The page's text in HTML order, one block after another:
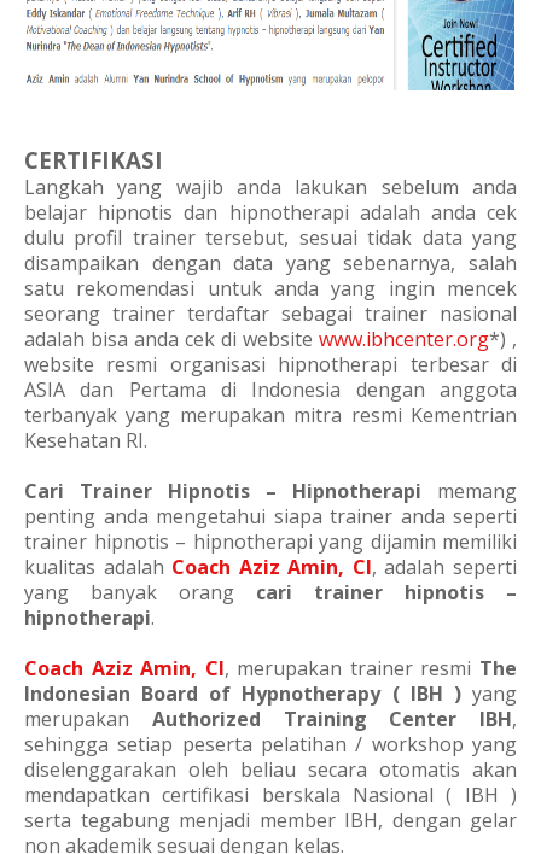
CERTIFIKASI
Langkah yang wajib anda lakukan sebelum anda
belajar hipnotis dan hipnotherapi adalah anda cek
dulu profil trainer tersebut, sesuai tidak data yang
disampaikan dengan data yang sebenarnya, salah
satu rekomendasi untuk anda yang ingin mencek
seorang trainer terdaftar sebagai trainer nasional
adalah bisa anda cek di website www.ibhcenter.org*) ,
website resmi organisasi hipnotherapi terbesar di
ASIA dan Pertama di Indonesia dengan anggota
terbanyak yang merupakan mitra resmi Kementrian
Kesehatan RI.
Cari Trainer Hipnotis – Hipnotherapi memang
penting anda mengetahui siapa trainer anda seperti
trainer hipnotis – hipnotherapi yang dijamin memiliki
kualitas adalah Coach Aziz Amin, CI, adalah seperti
yang banyak orang cari trainer hipnotis –
hipnotherapi.
Coach Aziz Amin, CI, merupakan trainer resmi The
Indonesian Board of Hypnotherapy ( IBH )yang
merupakan Authorized Training Center IBH,
sehingga setiap peserta pelatihan / workshop yang
diselenggarakan oleh beliau secara otomatis akan
mendapatkan certifikasi berskala Nasional ( IBH )
serta tegabung menjadi member IBH, dengan gelar
non akademik sesuai dengan kelas.